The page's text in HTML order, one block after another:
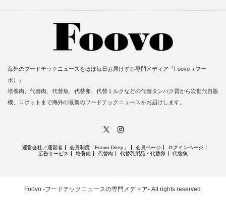
海外のフードテックニュースをほぼ毎日お届けする専門メディア『Foovo（フー
ボ）』
培養肉、代替肉、代替魚、代替卵、代替ミルクなどの代替タンパク質から次世代自販
機、ロボットまで海外の最新のフードテックニュースをお届けします。
運営会社／運営者 会員制度「Foovo Deep」 会員ページ
ログインページ
広告サービス
培養肉 代替肉 代替乳製品・代替卵 代替魚
Foovo -フードテックニュースの専門メディア-All rights reserved.